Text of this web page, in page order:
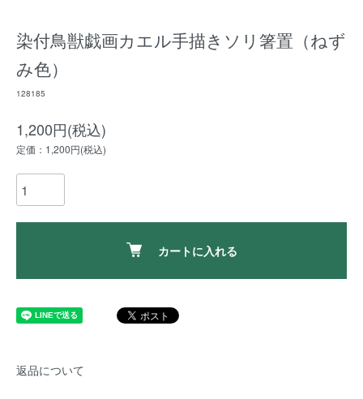
染付鳥獣戯画カエル手描きソリ箸置（ねず
み色）
128185
1,200円(税込)
定価：1,200円(税込)
カートに入れる
返品について